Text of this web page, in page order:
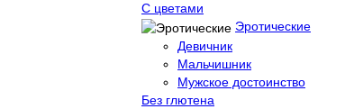
С цветами
Эротические
Девичник
Мальчишник
Мужское достоинство
Без глютена